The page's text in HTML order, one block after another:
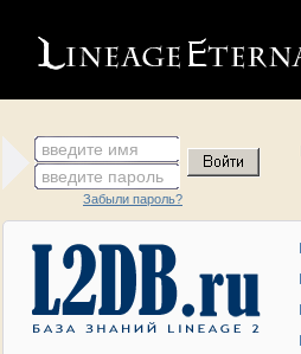
введите имя
введите пароль
Забыли пароль?